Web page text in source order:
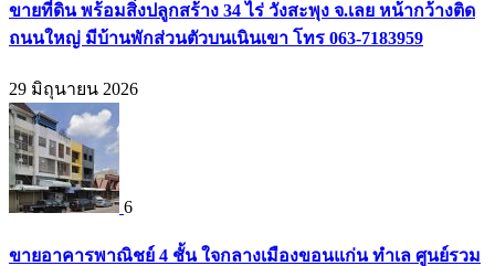
ขายที่ดิน พร้อมสิ่งปลูกสร้าง 34 ไร่ วังสะพุง จ.เลย หน้ากว้างติด
ถนนใหญ่ มีบ้านพักส่วนตัวบนเนินเขา โทร 063-7183959
29 มิถุนายน 2026
6
ขายอาคารพาณิชย์ 4 ชั้น ใจกลางเมืองขอนแก่น ทำเล ศูนย์รวม